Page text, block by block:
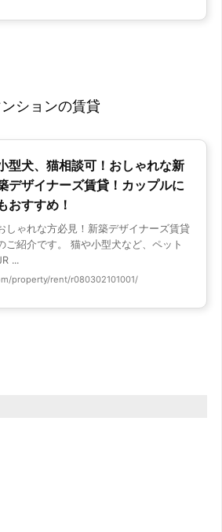
ションの賃貸
型犬、猫相談可！おしゃれな新
デザイナーズ賃貸！カップルに
おすすめ！
しゃれな方必見！新築デザイナーズ賃貸
ご紹介です。 猫や小型犬など、ペット
...
property/rent/r080302101001/